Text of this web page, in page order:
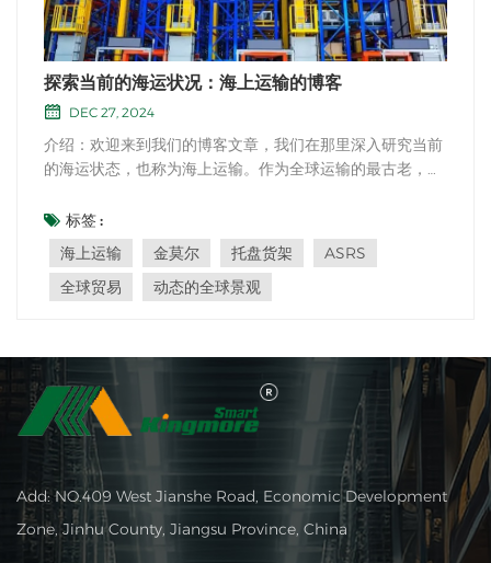
探索当前的海运状况：海上运输的博客
DEC 27, 2024
介绍：欢迎来到我们的博客文章，我们在那里深入研究当前
的海运状态，也称为海上运输。作为全球运输的最古老，最
企业方面起着至关重要的作用。在本文中，我们将探讨在当
今动态的全球景观中塑造海上航运业的关键方面和趋势。 全
球贸易骨干：海运是全球贸易的骨干，...
标签 :
海上运输
金莫尔 托盘货架
ASRS
全球贸易
动态的全球景观
Add: NO.409 West Jianshe Road, Economic Development
Zone, Jinhu County, Jiangsu Province, China